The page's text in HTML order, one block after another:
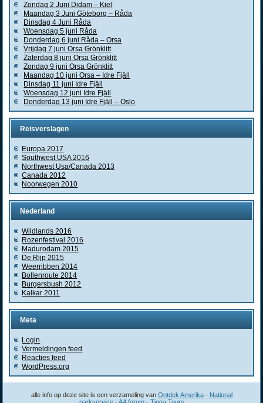
Zondag 2 Juni Didam – Kiel
Maandag 3 Juni Göteborg – Råda
Dinsdag 4 Juni Råda
Woensdag 5 juni Råda
Donderdag 6 juni Råda – Orsa
Vrijdag 7 juni Orsa Grönklitt
Zaterdag 8 juni Orsa Grönklitt
Zondag 9 juni Orsa Grönklitt
Maandag 10 juni Orsa – Idre Fjäll
Dinsdag 11 juni Idre Fjäll
Woensdag 12 juni Idre Fjäll
Donderdag 13 juni Idre Fjäll – Oslo
Reisverslagen
Europa 2017
Southwest USA 2016
Northwest Usa/Canada 2013
Canada 2012
Noorwegen 2010
Nederland
Wildlands 2016
Rozenfestival 2016
Madurodam 2015
De Rijp 2015
Weerribben 2014
Bollenroute 2014
Burgersbush 2012
Kalkar 2011
Meta
Login
Vermeldingen feed
Reacties feed
WordPress.org
alle info op deze site is een verzameling van Ontdek Amerika- National